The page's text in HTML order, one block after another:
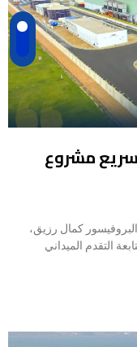
مشروع
كمال رزيق،
التقدم الميداني